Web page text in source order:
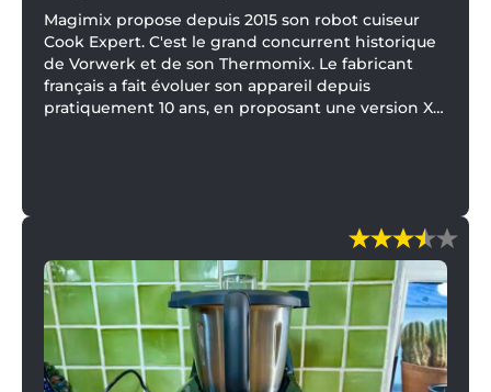
Magimix propose depuis 2015 son robot cuiseur
Cook Expert. C'est le grand concurrent historique
de Vorwerk et de son Thermomix. Le fabricant
français a fait évoluer son appareil depuis
pratiquement 10 ans, en proposant une version XL,